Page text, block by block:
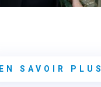
EN SAVOIR PLUS